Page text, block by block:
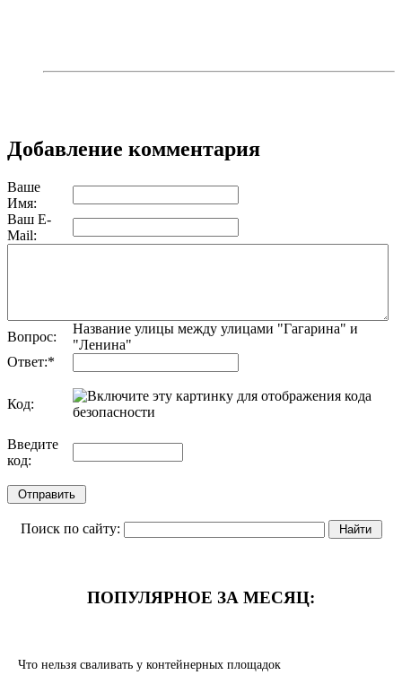
Добавление комментария
Ваше
Имя:
Ваш E-
Mail:
Вопрос:
Название улицы между улицами "Гагарина" и
"Ленина"
Ответ:*
Код:
Введите
код:
Поиск по сайту:
ПОПУЛЯРНОЕ ЗА МЕСЯЦ:
Что нельзя сваливать у контейнерных площадок